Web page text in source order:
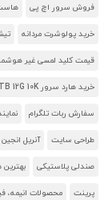
فروش سرور اچ پی
خرید پولوشرت مردانه
قیمت کلید لمسی غیر
خرید هارد سرور HP 1.8TB 12G 10K
سفارش ربات تلگرام
طراحی سایت آنریل انجین
صندلی پلاستیکی بهترین
پرینت محصولات انیمه،